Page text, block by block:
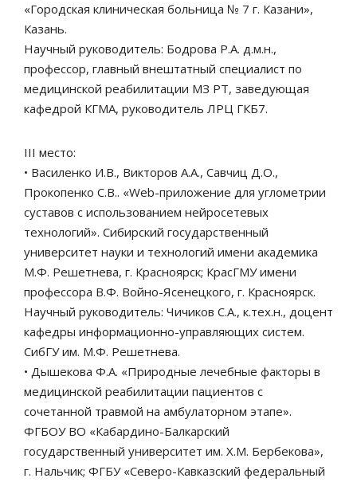
«Городская клиническая больница № 7 г. Казани»,
Казань.
Научный руководитель: Бодрова Р.А. д.м.н.,
профессор, главный внештатный специалист по
медицинской реабилитации МЗ РТ, заведующая
кафедрой КГМА, руководитель ЛРЦ ГКБ7.
III место:
• Василенко И.В., Викторов А.А., Савчиц Д.О.,
Прокопенко С.В.. «Web-приложение для углометрии
суставов с использованием нейросетевых
технологий». Сибирский государственный
университет науки и технологий имени академика
М.Ф. Решетнева, г. Красноярск; КрасГМУ имени
профессора В.Ф. Войно-Ясенецкого, г. Красноярск.
Научный руководитель: Чичиков С.А., к.тех.н., доцент
кафедры информационно-управляющих систем.
СибГУ им. М.Ф. Решетнева.
• Дышекова Ф.А. «Природные лечебные факторы в
медицинской реабилитации пациентов с
сочетанной травмой на амбулаторном этапе».
ФГБОУ ВО «Кабардино-Балкарский
государственный университет им. Х.М. Бербекова»,
г. Нальчик; ФГБУ «Северо-Кавказский федеральный